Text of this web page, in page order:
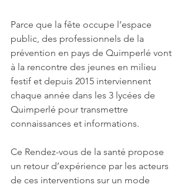
Parce que la fête occupe l’espace
public, des professionnels de la
prévention en pays de Quimperlé vont
à la rencontre des jeunes en milieu
festif et depuis 2015 interviennent
chaque année dans les 3 lycées de
Quimperlé pour transmettre
connaissances et informations.
Ce Rendez-vous de la santé propose
un retour d’expérience par les acteurs
de ces interventions sur un mode